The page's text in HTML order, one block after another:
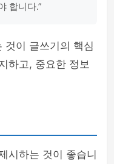
합니다.”
것이 글쓰기의 핵심
하고, 중요한 정보
시하는 것이 좋습니